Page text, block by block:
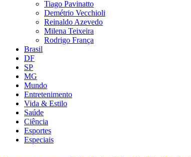
Tiago Pavinatto
Demétrio Vecchioli
Reinaldo Azevedo
Milena Teixeira
Rodrigo França
Brasil
DF
SP
MG
Mundo
Entretenimento
Vida & Estilo
Saúde
Ciência
Esportes
Especiais